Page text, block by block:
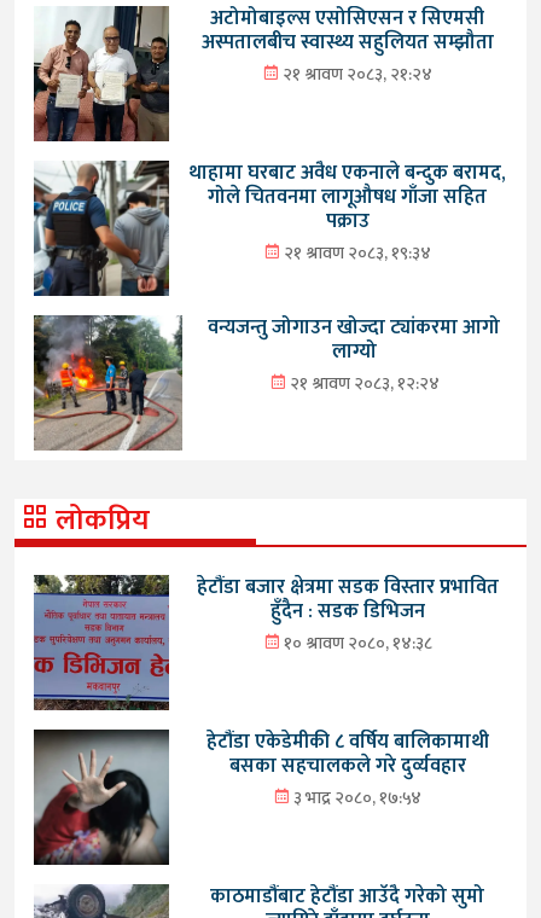
अटोमोबाइल्स एसोसिएसन र सिएमसी
अस्पतालबीच स्वास्थ्य सहुलियत सम्झौता
२१ श्रावण २०८३, २१:२४
थाहामा घरबाट अवैध एकनाले बन्दुक बरामद,
गोले चितवनमा लागूऔषध गाँजा सहित
पक्राउ
२१ श्रावण २०८३, १९:३४
वन्यजन्तु जोगाउन खोज्दा ट्यांकरमा आगो
लाग्यो
२१ श्रावण २०८३, १२:२४
लोकप्रिय
हेटौंडा बजार क्षेत्रमा सडक विस्तार प्रभावित
हुँदैन : सडक डिभिजन
१० श्रावण २०८०, १४:३८
हेटौंडा एकेडेमीकी ८ वर्षिय बालिकामाथी
बसका सहचालकले गरे दुर्व्यवहार
३ भाद्र २०८०, १७:५४
काठमाडौंबाट हेटौंडा आउँदै गरेको सुमो